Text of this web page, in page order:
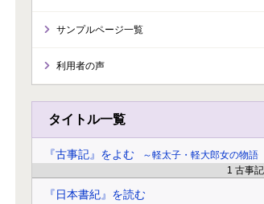
サンプルページ一覧
利用者の声
タイトル一覧
『古事記』をよむ
軽太子・軽大郎女の物語
1 古事記
『日本書紀』を読む